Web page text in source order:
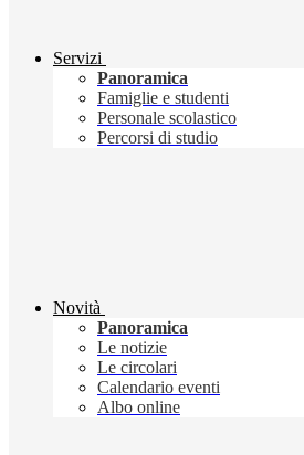
Servizi
Panoramica
Famiglie e studenti
Personale scolastico
Percorsi di studio
Novità
Panoramica
Le notizie
Le circolari
Calendario eventi
Albo online